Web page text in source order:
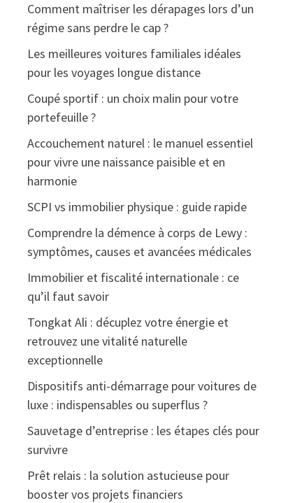
Comment maîtriser les dérapages lors d’un
régime sans perdre le cap ?
Les meilleures voitures familiales idéales
pour les voyages longue distance
Coupé sportif : un choix malin pour votre
portefeuille ?
Accouchement naturel : le manuel essentiel
pour vivre une naissance paisible et en
harmonie
SCPI vs immobilier physique : guide rapide
Comprendre la démence à corps de Lewy :
symptômes, causes et avancées médicales
Immobilier et fiscalité internationale : ce
qu’il faut savoir
Tongkat Ali : décuplez votre énergie et
retrouvez une vitalité naturelle
exceptionnelle
Dispositifs anti-démarrage pour voitures de
luxe : indispensables ou superflus ?
Sauvetage d’entreprise : les étapes clés pour
survivre
Prêt relais : la solution astucieuse pour
booster vos projets financiers